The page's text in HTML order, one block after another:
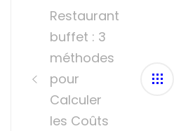
navigationRestaurant
buffet : 3
méthodes
pour
Calculer
les Coûts